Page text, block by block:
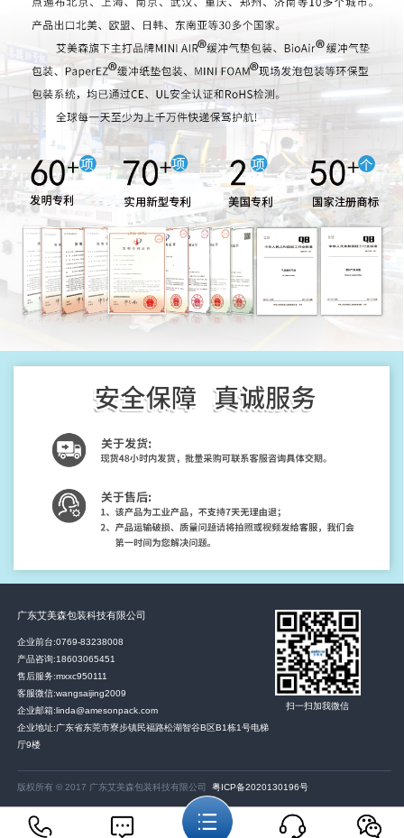
广东艾美森包装科技有限公司
企业前台:0769-83238008
产品咨询:18603065451
售后服务:mxxc950111
客服微信:wangsaijing2009
企业邮箱:linda@amesonpack.com
企业地址:广东省东莞市寮步镇民福路松湖智谷B区B1栋1号电梯
厅9楼
扫一扫加我微信
版权所有 © 2017 广东艾美森包装科技有限公司粤ICP备2020130196号